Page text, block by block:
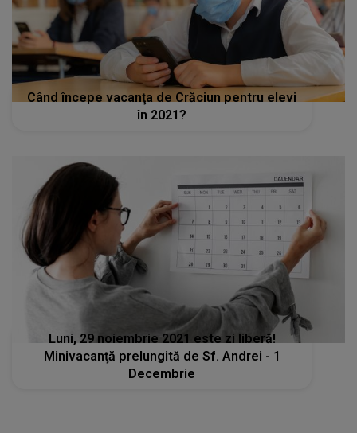
Când începe vacanţa de Crăciun pentru elevi
în 2021?
Luni, 29 noiembrie 2021 este zi liberă!
Minivacanţă prelungită de Sf. Andrei - 1
Decembrie